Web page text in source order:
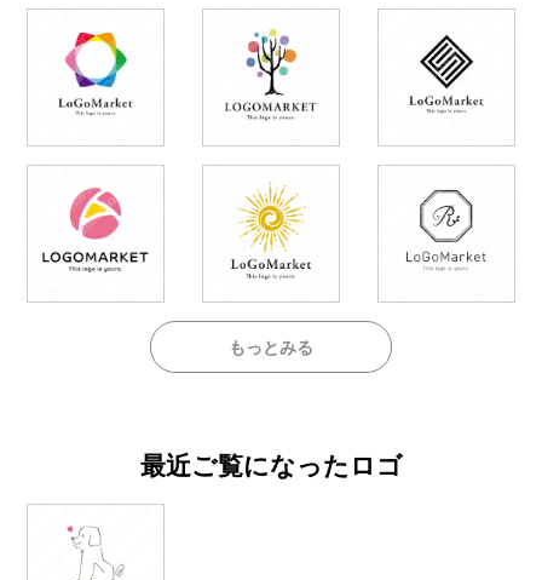
もっとみる
最近ご覧になったロゴ